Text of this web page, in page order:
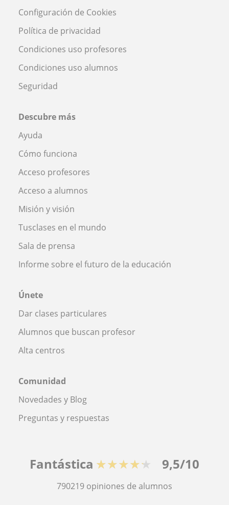
Configuración de Cookies
Política de privacidad
Condiciones uso profesores
Condiciones uso alumnos
Seguridad
Descubre más
Ayuda
Cómo funciona
Acceso profesores
Acceso a alumnos
Misión y visión
Tusclases en el mundo
Sala de prensa
Informe sobre el futuro de la educación
Únete
Dar clases particulares
Alumnos que buscan profesor
Alta centros
Comunidad
Novedades y Blog
Preguntas y respuestas
Fantástica ★★★★★ 9,5/10
790219 opiniones de alumnos